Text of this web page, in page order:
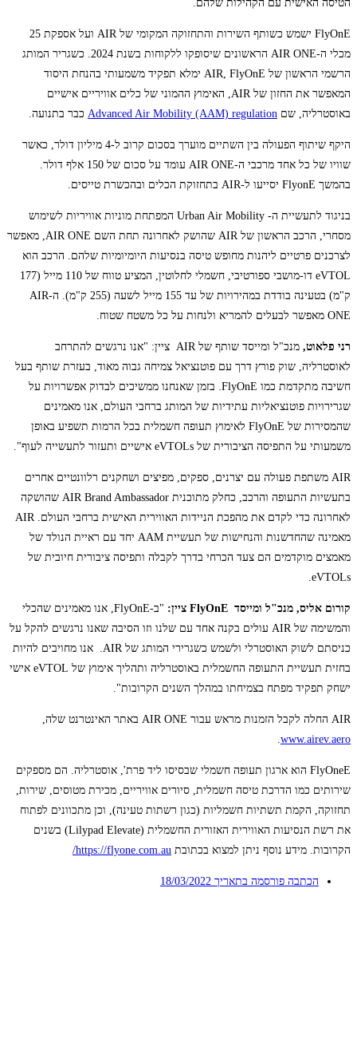
הטיסה האישית עם הקהילות שלהם.
FlyOnE ישמש כשותף השירות והתחזוקה המקומי של AIR ועל אספקת 25
מכלי ה-AIR ONE הראשונים שיסופקו ללקוחות בשנת 2024. כשגריר המותג
הרשמי הראשון של AIR, FlyOnE ימלא תפקיד משמעותי בהנחת היסוד
המאפשר את החזון של AIR, האימוץ ההמוני של כלים אוויריים אישיים
באוסטרליה, שם Advanced Air Mobility (AAM) regulation כבר בתנועה.
היקף שיתוף הפעולה בין השתיים מוערך בסכום קרוב ל-4 מיליון דולר, כאשר
שוויו של כל אחד מרכבי ה-AIR ONE עומד על סכום של 150 אלף דולר.
בהמשך FlyonE יסייעו ל-AIR בתחזוקת הכלים ובהכשרת טייסים.
בניגוד לתעשיית ה- Urban Air Mobility המפתחת מוניות אוויריות לשימוש
מסחרי, הרכב הראשון של AIR שהושק לאחרונה תחת השם AIR ONE, מאפשר
לצרכנים פרטיים ליהנות מחופש טיסה בנסיעות היומיומיות שלהם. הרכב הוא
eVTOL דו-מושבי ספורטיבי, חשמלי לחלוטין, המציע טווח של 110 מייל (177
ק"מ) בטעינה בודדת במהירויות של עד 155 מייל לשעה (255 ק"מ). ה-AIR
ONE מאפשר לבעלים להמריא ולנחות על כל משטח שטוח.
רני פלאוט,
מנכ"ל ומייסד שותף של AIR ציין: "אנו נרגשים להתרחב
לאוסטרליה, שוק פורץ דרך עם פוטנציאל צמיחה גבוה מאוד, בעזרת שותף בעל
חשיבה מתקדמת כמו FlyOnE. בזמן שאנחנו ממשיכים לבדוק אפשרויות על
שגרירויות פוטנציאליות עתידיות של המותג ברחבי העולם, אנו מאמינים
שהמסירות של FlyOnE לאימוץ תעופה חשמלית בכל הרמות תשפיע באופן
משמעותי על התפיסה הציבורית של eVTOLs אישיים ותעזור לתעשייה לעוף".
AIR משתפת פעולה עם יצרנים, ספקים, מפיצים ושחקנים רלוונטיים אחרים
בתעשיות התעופה והרכב, כחלק מתוכנית AIR Brand Ambassador שהושקה
לאחרונה כדי לקדם את מהפכת הניידות האווירית האישית ברחבי העולם. AIR
מאמינה שהחדשנות והנחישות של תעשיית AAM יחד עם ראיית הנולד של
מאמצים מוקדמים הם צעד הכרחי בדרך לקבלה ותפיסה ציבורית חיובית של
eVTOLs.
קורום אליס, מנכ"ל ומייסד ציין:
"ב-FlyOnE, אנו מאמינים שהכלי
והמשימה של AIR עולים בקנה אחד עם שלנו וזו הסיבה שאנו נרגשים להקל על
כניסתם לשוק האוסטרלי ולשמש כשגרירי המותג של AIR. אנו מחויבים להיות
בחזית תעשיית התעופה החשמלית באוסטרליה ותהליך אימוץ של eVTOL אישי
ישחק תפקיד מפתח בצמיחתו במהלך השנים הקרובות".
AIR החלה לקבל הזמנות מראש עבור AIR ONE באתר האינטרנט שלה,
www.airev.aero
.
FlyOneE הוא ארגון תעופה חשמלי שבסיסו ליד פרת', אוסטרליה. הם מספקים
שירותים כמו הדרכת טיסה חשמלית, סיורים אוויריים, מכירת מטוסים, שירות,
תחזוקה, הקמת תשתיות חשמליות (כגון רשתות טעינה), וכן מתכוונים לפתוח
את רשת הנסיעות האווירית האזורית החשמלית (Lilypad Elevate) בשנים
הקרובות. מידע נוסף ניתן למצוא בכתובת https://flyone.com.au/
הכתבה פורסמה בתאריך 18/03/2022